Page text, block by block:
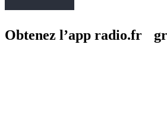
Obtenez l’app radio.fr